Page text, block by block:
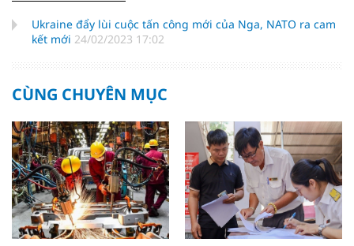
Ukraine đẩy lùi cuộc tấn công mới của Nga, NATO ra cam
kết mới 24/02/2023 17:02
CÙNG CHUYÊN MỤC